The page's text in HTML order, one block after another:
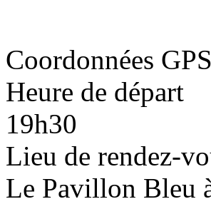
Coordonnées
Heure de départ
19h30
Lieu de rendez-
Le Pavillon Bleu